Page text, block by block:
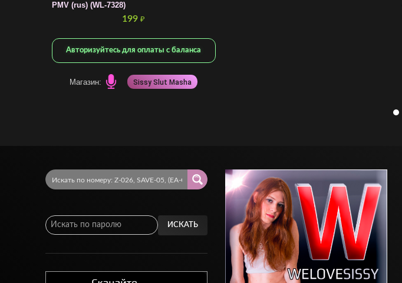
PMV (rus) (WL-7328)
199₽
Авторизуйтесь для оплаты с баланса
Магазин: Sissy Slut Masha
ИСКАТЬ